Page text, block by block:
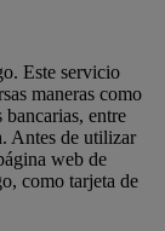
Este servicio
maneras como
entre
Antes de utilizar
web de
como tarjeta de